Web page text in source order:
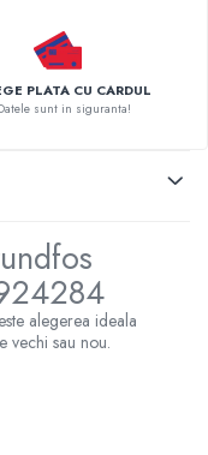
PLATA CU CARDUL
sunt in siguranta!
alegerea ideala
vechi sau nou.